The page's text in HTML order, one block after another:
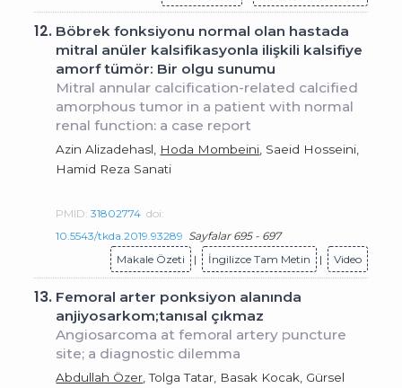
12. Böbrek fonksiyonu normal olan hastada
mitral anüler kalsifikasyonla ilişkili kalsifiye
amorf tümör: Bir olgu sunumu
Mitral annular calcification-related calcified
amorphous tumor in a patient with normal
renal function: a case report
Azin Alizadehasl, Hoda Mombeini , Saeid Hosseini,
Hamid Reza Sanati
PMID:31802774 doi:
10.5543/tkda.2019.93289 Sayfalar 695 - 697
Makale Özeti
| İngilizce Tam Metin | Video
13. Femoral arter ponksiyon alanında
anjiyosarkom;tanısal çıkmaz
Angiosarcoma at femoral artery puncture
site; a diagnostic dilemma
Abdullah Özer , Tolga Tatar, Basak Kocak, Gürsel